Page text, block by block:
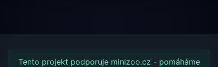
Tento projekt podporuje minizoo.cz - pomáháme